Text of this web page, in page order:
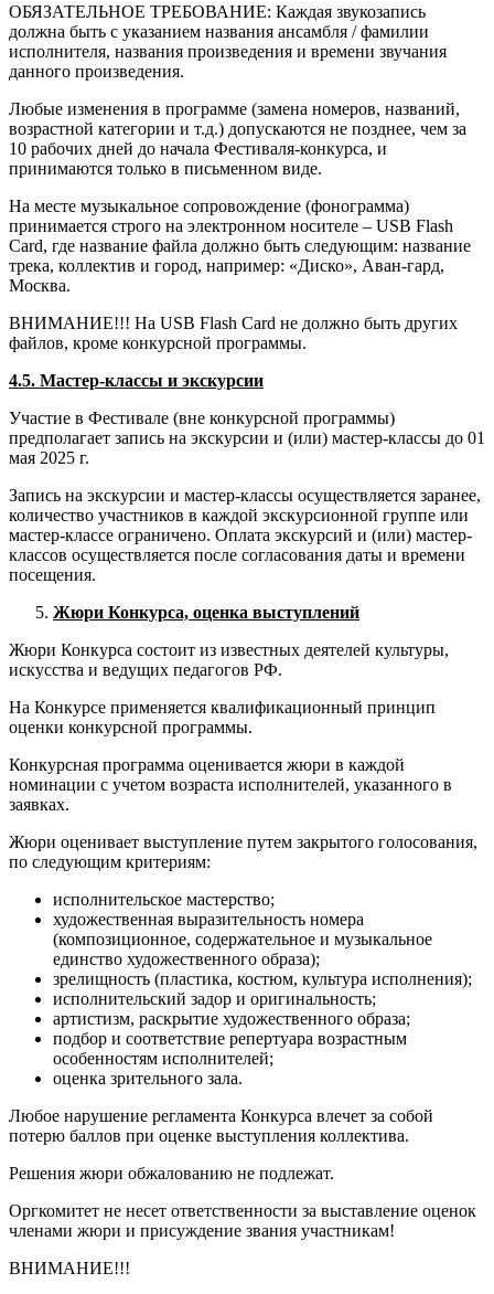
ОБЯЗАТЕЛЬНОЕ ТРЕБОВАНИЕ: Каждая звукозапись
должна быть с указанием названия ансамбля / фамилии
исполнителя, названия произведения и времени звучания
данного произведения.
Любые изменения в программе (замена номеров, названий,
возрастной категории и т.д.) допускаются не позднее, чем за
10 рабочих дней до начала Фестиваля-конкурса, и
принимаются только в письменном виде.
На месте музыкальное сопровождение (фонограмма)
принимается строго на электронном носителе – USB Flash
Card, где название файла должно быть следующим: название
трека, коллектив и город, например: «Диско», Аван-гард,
Москва.
ВНИМАНИЕ!!! На USB Flash Card не должно быть других
файлов, кроме конкурсной программы.
4.5. Мастер-классы и экскурсии
Участие в Фестивале (вне конкурсной программы)
предполагает запись на экскурсии и (или) мастер-классы до 01
мая 2025 г.
Запись на экскурсии и мастер-классы осуществляется заранее,
количество участников в каждой экскурсионной группе или
мастер-классе ограничено. Оплата экскурсий и (или) мастер-
классов осуществляется после согласования даты и времени
посещения.
Жюри Конкурса, оценка выступлений
Жюри Конкурса состоит из известных деятелей культуры,
искусства и ведущих педагогов РФ.
На Конкурсе применяется квалификационный принцип
оценки конкурсной программы.
Конкурсная программа оценивается жюри в каждой
номинации с учетом возраста исполнителей, указанного в
заявках.
Жюри оценивает выступление путем закрытого голосования,
по следующим критериям:
исполнительское мастерство;
художественная выразительность номера
(композиционное, содержательное и музыкальное
единство художественного образа);
зрелищность (пластика, костюм, культура исполнения);
исполнительский задор и оригинальность;
артистизм, раскрытие художественного образа;
подбор и соответствие репертуара возрастным
особенностям исполнителей;
оценка зрительного зала.
Любое нарушение регламента Конкурса влечет за собой
потерю баллов при оценке выступления коллектива.
Решения жюри обжалованию не подлежат.
Оргкомитет не несет ответственности за выставление оценок
членами жюри и присуждение звания участникам!
ВНИМАНИЕ!!!